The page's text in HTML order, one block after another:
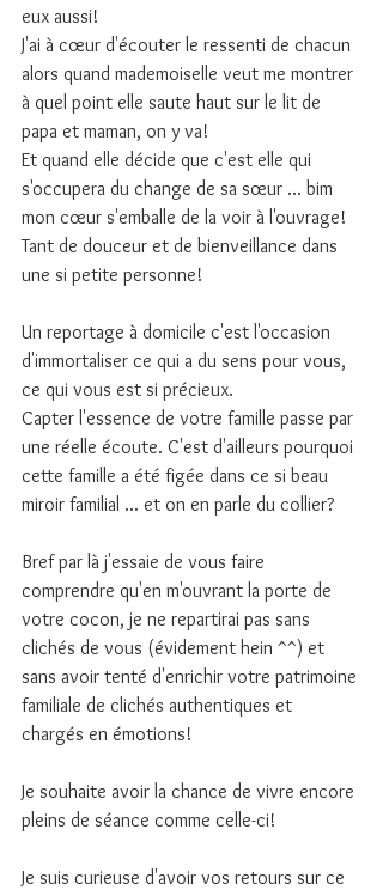
eux aussi!
J'ai à cœur d'écouter le ressenti de chacun
alors quand mademoiselle veut me montrer
à quel point elle saute haut sur le lit de
papa et maman, on y va!
Et quand elle décide que c'est elle qui
s'occupera du change de sa sœur ... bim
mon cœur s'emballe de la voir à l'ouvrage!
Tant de douceur et de bienveillance dans
une si petite personne!
Un reportage à domicile c'est l'occasion
d'immortaliser ce qui a du sens pour vous,
ce qui vous est si précieux.
Capter l'essence de votre famille passe par
une réelle écoute. C'est d'ailleurs pourquoi
cette famille a été figée dans ce si beau
miroir familial ... et on en parle du collier?
Bref par là j'essaie de vous faire
comprendre qu'en m'ouvrant la porte de
votre cocon, je ne repartirai pas sans
clichés de vous (évidement hein ^^) et
sans avoir tenté d'enrichir votre patrimoine
familiale de clichés authentiques et
chargés en émotions!
Je souhaite avoir la chance de vivre encore
pleins de séance comme celle-ci!
Je suis curieuse d'avoir vos retours sur ce